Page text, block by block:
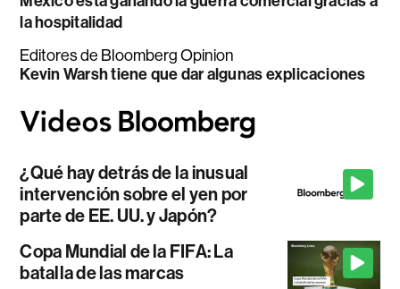
la hospitalidad
Editores de Bloomberg Opinion
Kevin Warsh tiene que dar algunas explicaciones
¿Qué hay detrás de la inusual
intervención sobre el yen por
parte de EE. UU. y Japón?
Copa Mundial de la FIFA: La
batalla de las marcas